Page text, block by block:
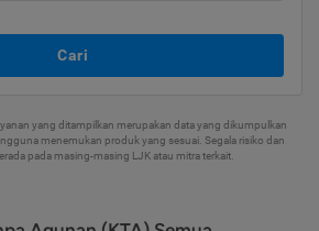
Cari
yang ditampilkan merupakan data yang dikumpulkan
menemukan produk yang sesuai. Segala risiko dan
pada masing-masing LJK atau mitra terkait.